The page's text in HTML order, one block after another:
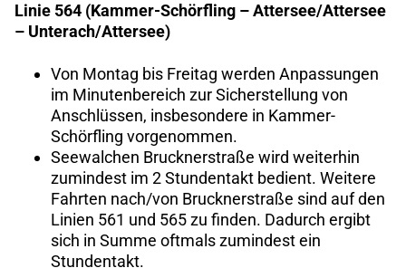
Linie 564 (Kammer-Schörfling – Attersee/Attersee
– Unterach/Attersee)
Von Montag bis Freitag werden Anpassungen
im Minutenbereich zur Sicherstellung von
Anschlüssen, insbesondere in Kammer-
Schörfling vorgenommen.
Seewalchen Brucknerstraße wird weiterhin
zumindest im 2 Stundentakt bedient. Weitere
Fahrten nach/von Brucknerstraße sind auf den
Linien 561 und 565 zu finden. Dadurch ergibt
sich in Summe oftmals zumindest ein
Stundentakt.